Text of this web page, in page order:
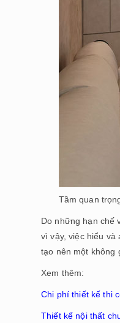
Tầm quan
Do những hạn chế
vì vậy, việc hiểu và
tạo nên một không
Xem thêm:
Chi phí thiết kế thi
Thiết kế nội thất